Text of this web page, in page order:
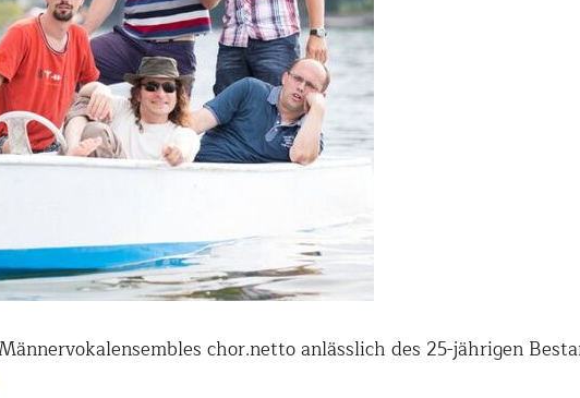
chor.netto anlässlich des 25-jährigen